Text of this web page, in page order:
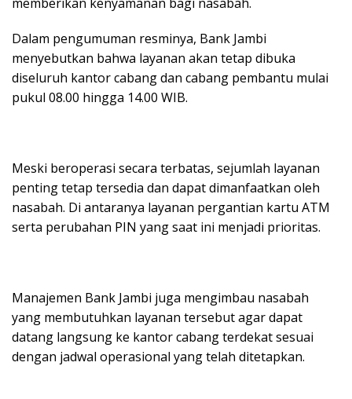
Dalam pengumuman resminya, Bank Jambi
menyebutkan bahwa layanan akan tetap dibuka
diseluruh kantor cabang dan cabang pembantu mulai
pukul 08.00 hingga 14.00 WIB.
Meski beroperasi secara terbatas, sejumlah layanan
penting tetap tersedia dan dapat dimanfaatkan oleh
nasabah. Di antaranya layanan pergantian kartu ATM
serta perubahan PIN yang saat ini menjadi prioritas.
Manajemen Bank Jambi juga mengimbau nasabah
yang membutuhkan layanan tersebut agar dapat
datang langsung ke kantor cabang terdekat sesuai
dengan jadwal operasional yang telah ditetapkan.